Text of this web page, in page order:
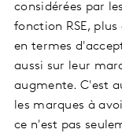
considérées par
fonction RSE,
en termes
aussi sur leur
augmente. C'est
les marques à
ce n'est pas